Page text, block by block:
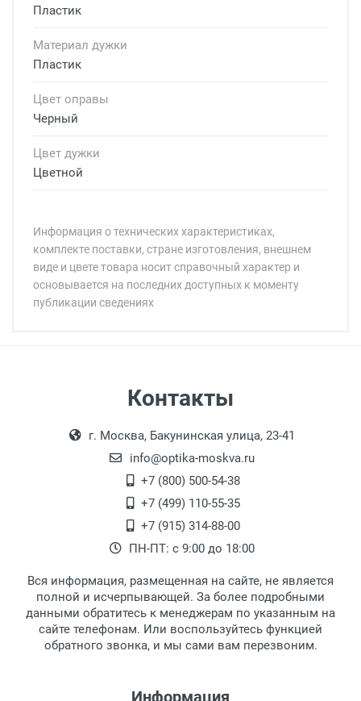
Пластик
Материал дужки
Пластик
Цвет оправы
Черный
Цвет дужки
Цветной
Информация о технических характеристиках,
комплекте поставки, стране изготовления, внешнем
виде и цвете товара носит справочный характер и
основывается на последних доступных к моменту
публикации сведениях
Самовывоз.
Оплата товара производится
наличными непосредственно на пункте
выдачи товара.
Перечисление средств на расчетный счет.
18:00, по субботам с 11:00 до 15:00, в
офисе по адресу: г. Москва,
Переведеновский переулок 17, корпус 1,
второй этаж, тел. +7 (499) 110-55-35.
После того, как заказ поступает в пункт
выдачи, наш менеджер связывается с
клиентом и оповещает о поступлении
Для получения товара при себе
обязательно иметь паспорт.
Заказ необходимо забрать в течение 3
рабочих дней с момента поступления на
дополнительных расходов за хранение
Контакты
г. Москва, Бакунинская улица, 23-41
info@optika-moskva.ru
+7 (800) 500-54-38
+7 (499) 110-55-35
+7 (915) 314-88-00
ПН-ПТ: с 9:00 до 18:00
Вся информация, размещенная на сайте, не является
полной и исчерпывающей. За более подробными
данными обратитесь к менеджерам по указанным на
сайте телефонам. Или воспользуйтесь функцией
обратного звонка, и мы сами вам перезвоним.
Информация